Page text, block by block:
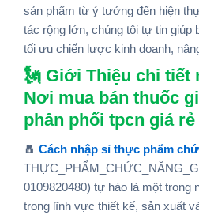
sản phẩm từ ý tưởng đến hiện
tác rộng lớn, chúng tôi tự tin giúp
tối ưu chiến lược kinh doanh,
🗽 Giới Thiệu chi tiết
Nơi mua bán thuốc
phân phối tpcn giá rẻ
🧂 Cách nhập sỉ thực phẩm
0109820480) tự hào là một trong
trong lĩnh vực thiết kế, sản xuất